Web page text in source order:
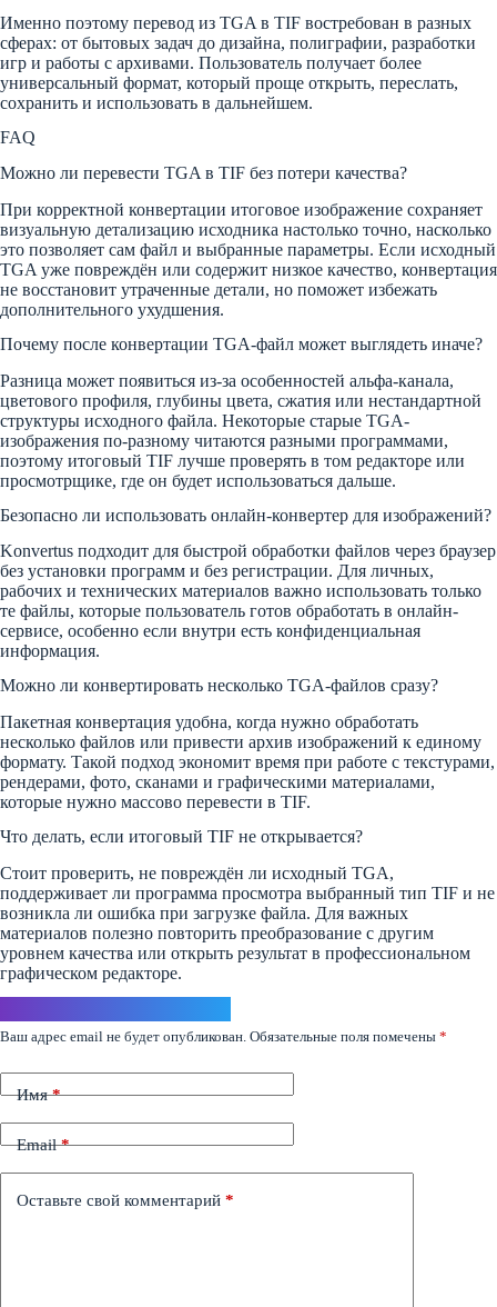
Именно поэтому перевод из TGA в TIF востребован в разных
сферах: от бытовых задач до дизайна, полиграфии, разработки
игр и работы с архивами. Пользователь получает более
универсальный формат, который проще открыть, переслать,
сохранить и использовать в дальнейшем.
FAQ
Можно ли перевести TGA в TIF без потери качества?
При корректной конвертации итоговое изображение сохраняет
визуальную детализацию исходника настолько точно, насколько
это позволяет сам файл и выбранные параметры. Если исходный
TGA уже повреждён или содержит низкое качество, конвертация
не восстановит утраченные детали, но поможет избежать
дополнительного ухудшения.
Почему после конвертации TGA-файл может выглядеть иначе?
Разница может появиться из-за особенностей альфа-канала,
цветового профиля, глубины цвета, сжатия или нестандартной
структуры исходного файла. Некоторые старые TGA-
изображения по-разному читаются разными программами,
поэтому итоговый TIF лучше проверять в том редакторе или
просмотрщике, где он будет использоваться дальше.
Безопасно ли использовать онлайн-конвертер для изображений?
Konvertus подходит для быстрой обработки файлов через браузер
без установки программ и без регистрации. Для личных,
рабочих и технических материалов важно использовать только
те файлы, которые пользователь готов обработать в онлайн-
сервисе, особенно если внутри есть конфиденциальная
информация.
Можно ли конвертировать несколько TGA-файлов сразу?
Пакетная конвертация удобна, когда нужно обработать
несколько файлов или привести архив изображений к единому
формату. Такой подход экономит время при работе с текстурами,
рендерами, фото, сканами и графическими материалами,
которые нужно массово перевести в TIF.
Что делать, если итоговый TIF не открывается?
Стоит проверить, не повреждён ли исходный TGA,
поддерживает ли программа просмотра выбранный тип TIF и не
возникла ли ошибка при загрузке файла. Для важных
материалов полезно повторить преобразование с другим
уровнем качества или открыть результат в профессиональном
графическом редакторе.
Ваш адрес email не будет опубликован. Обязательные поля помечены *
Имя*
Email*
Оставьте свой комментарий *